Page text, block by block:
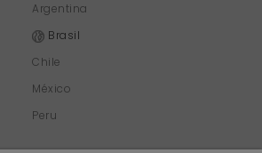
Argentina
Brasil
Chile
México
Peru